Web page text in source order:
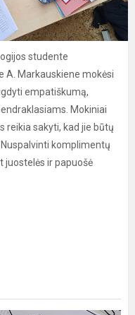
studente
A. Markauskiene mokėsi
empatiškumą,
Mokiniai
reikia sakyti, kad jie būtų
komplimentų
juostelės ir papuošė